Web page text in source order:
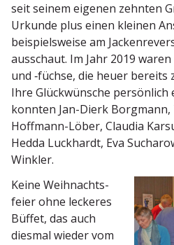
seit seinem eigenen zehnten
Urkunde plus einen kleinen
beispiels­weise am
ausschaut. Im Jahr 2019
und ‑füchse, die heuer bereits
Ihre Glück­wünsche
konnten Jan-Dierk
Hoffmann-Löber, Claudia
Hedda Luckhardt, Eva
Winkler.
Keine Weihnachts­
feier ohne leckeres
Büffet, das auch
diesmal wieder vom